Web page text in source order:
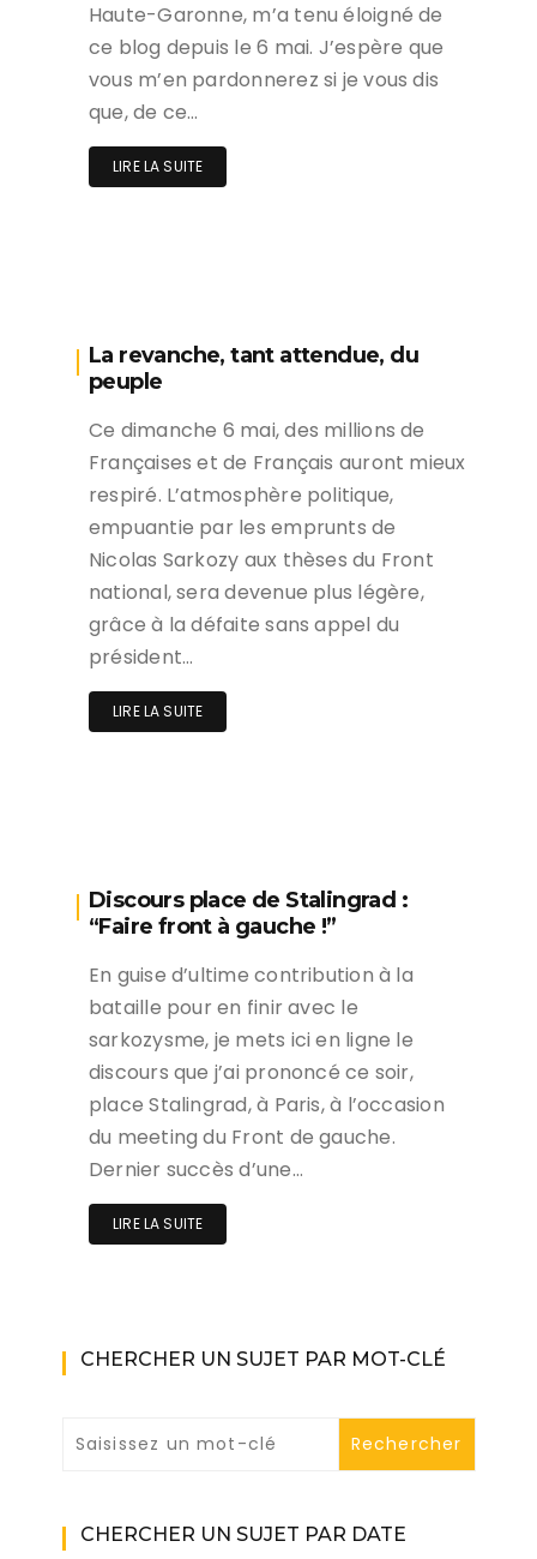
Haute-Garonne, m’a tenu éloigné de
ce blog depuis le 6 mai. J’espère que
vous m’en pardonnerez si je vous dis
que, de ce…
LIRE LA SUITE
La revanche, tant attendue, du
peuple
Ce dimanche 6 mai, des millions de
Françaises et de Français auront mieux
respiré. L’atmosphère politique,
empuantie par les emprunts de
Nicolas Sarkozy aux thèses du Front
national, sera devenue plus légère,
grâce à la défaite sans appel du
président…
LIRE LA SUITE
Discours place de Stalingrad :
“Faire front à gauche !”
En guise d’ultime contribution à la
bataille pour en finir avec le
sarkozysme, je mets ici en ligne le
discours que j’ai prononcé ce soir,
place Stalingrad, à Paris, à l’occasion
du meeting du Front de gauche.
Dernier succès d’une…
LIRE LA SUITE
CHERCHER UN SUJET PAR MOT-CLÉ
CHERCHER UN SUJET PAR DATE